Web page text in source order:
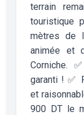
terrain
touristique
mètres de
animée et
Corniche.
garanti ! ✅
et
900 DT le